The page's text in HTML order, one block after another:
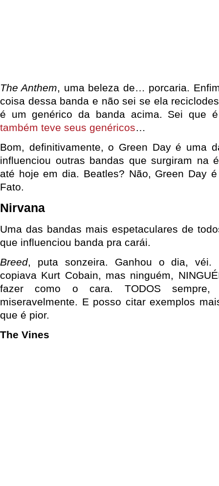
The Anthem, uma beleza de… porcaria.
coisa dessa banda e não sei se ela
é um genérico da banda acima. Sei que
também teve seus genéricos…
Bom, definitivamente, o Green Day é uma
influenciou outras bandas que surgiram na
até hoje em dia. Beatles? Não, Green Day
Fato.
Nirvana
Uma das bandas mais espetaculares de
que influenciou banda pra carái.
Breed, puta sonzeira. Ganhou o dia, véi.
copiava Kurt Cobain, mas ninguém,
fazer como o cara. TODOS sempre,
miseravelmente. E posso citar exemplos
que é pior.
The Vines